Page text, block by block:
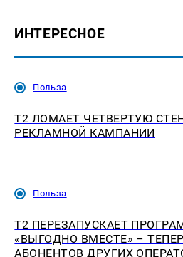
ИНТЕРЕСНОЕ
Польза
Т2 ЛОМАЕТ ЧЕТВЕРТУЮ
РЕКЛАМНОЙ КАМПАНИИ
Польза
Т2 ПЕРЕЗАПУСКАЕТ
«ВЫГОДНО ВМЕСТЕ» –
АБОНЕНТОВ ДРУГИХ